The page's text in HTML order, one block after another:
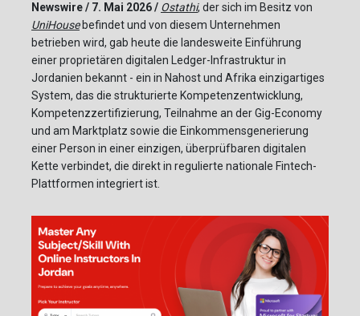
Newswire / 7. Mai 2026 / Ostathi, der sich im Besitz von
UniHousebefindet und von diesem Unternehmen
betrieben wird, gab heute die landesweite Einführung
einer proprietären digitalen Ledger-Infrastruktur in
Jordanien bekannt - ein in Nahost und Afrika einzigartiges
System, das die strukturierte Kompetenzentwicklung,
Kompetenzzertifizierung, Teilnahme an der Gig-Economy
und am Marktplatz sowie die Einkommensgenerierung
einer Person in einer einzigen, überprüfbaren digitalen
Kette verbindet, die direkt in regulierte nationale Fintech-
Plattformen integriert ist.